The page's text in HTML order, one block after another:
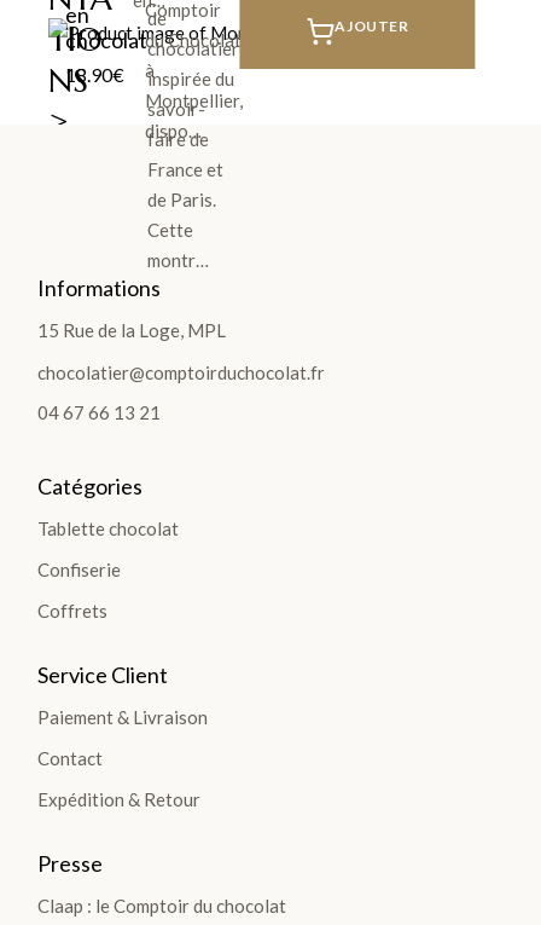
TIO
NS
>
TABLETTES
Les
Tablettes
Noir
Les
Gourmandes
Les
Plantations
LES
TABLETTES
DÉCOUVRIR
COLLECTION
Comptoir
du Chocolat
à
Montpellier,
dispo…
en
chocolat
18.90€
de
chocolatier
inspirée du
savoir-
faire de
France et
de Paris.
Cette
montr…
AJOUTER
Informations
15 Rue de la Loge, MPL
chocolatier@comptoirduchocolat.fr
04 67 66 13 21
Catégories
Tablette chocolat
Confiserie
Coffrets
Service Client
Paiement & Livraison
Contact
Expédition & Retour
Presse
Claap : le Comptoir du chocolat